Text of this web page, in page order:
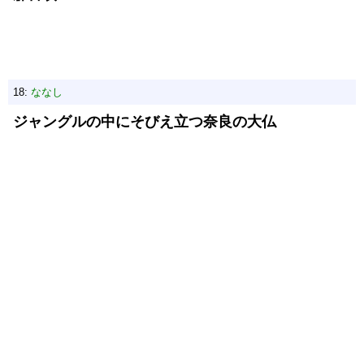
18: ななし
ジャングルの中にそびえ立つ奈良の大仏